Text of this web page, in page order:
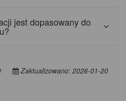
jest dopasowany do
Zaktualizowano: 2026-01-20